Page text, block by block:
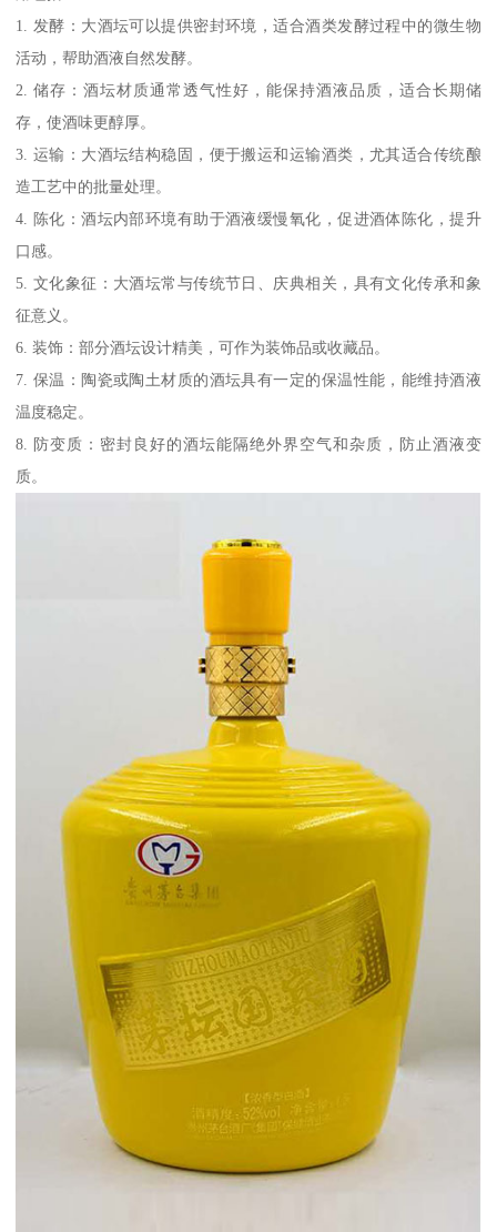
1. 发酵：大酒坛可以提供密封环境，适合酒类发酵过程中的微生物
活动，帮助酒液自然发酵。
2. 储存：酒坛材质通常透气性好，能保持酒液品质，适合长期储
存，使酒味更醇厚。
3. 运输：大酒坛结构稳固，便于搬运和运输酒类，尤其适合传统酿
造工艺中的批量处理。
4. 陈化：酒坛内部环境有助于酒液缓慢氧化，促进酒体陈化，提升
口感。
5. 文化象征：大酒坛常与传统节日、庆典相关，具有文化传承和象
征意义。
6. 装饰：部分酒坛设计精美，可作为装饰品或收藏品。
7. 保温：陶瓷或陶土材质的酒坛具有一定的保温性能，能维持酒液
温度稳定。
8. 防变质：密封良好的酒坛能隔绝外界空气和杂质，防止酒液变
质。